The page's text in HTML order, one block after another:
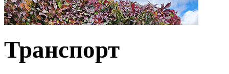
Транспорт